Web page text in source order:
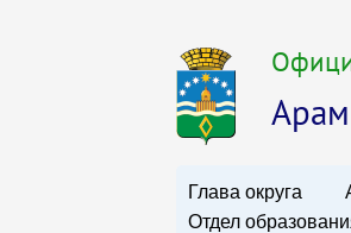
Глава округа
Отдел